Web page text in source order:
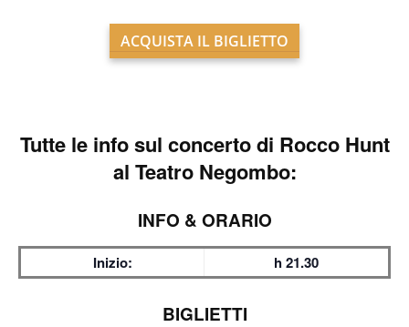
ACQUISTA IL BIGLIETTO
Tutte le info sul concerto di Rocco Hunt
al Teatro Negombo:
INFO & ORARIO
Inizio: h 21.30
BIGLIETTI